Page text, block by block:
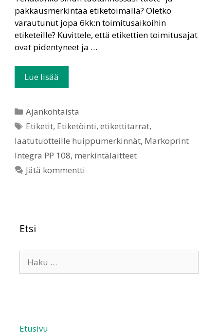
pakkausmerkintää etiketöimällä? Oletko
varautunut jopa 6kk:n toimitusaikoihin
etiketeille? Kuvittele, että etikettien toimitusajat
ovat pidentyneet ja …
Lue lisää
Ajankohtaista
Etiketit, Etiketöinti,etikettitarrat,
laatutuotteille huippumerkinnät, Markoprint
Integra PP 108, merkintälaitteet
Jätä kommentti
Etsi
Etusivu